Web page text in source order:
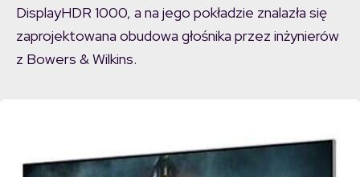
DisplayHDR 1000, a na jego pokładzie znalazła się
zaprojektowana obudowa głośnika przez inżynierów
z Bowers & Wilkins.